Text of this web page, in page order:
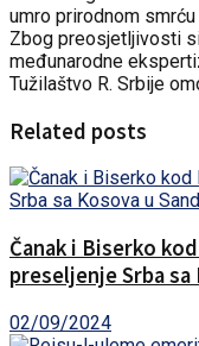
umro prirodnom
Zbog preosjetljivosti
međunarodne
Tužilaštvo R. Srbije
Related posts
Čanak i Biserko
preseljenje Srba sa
02/09/2024